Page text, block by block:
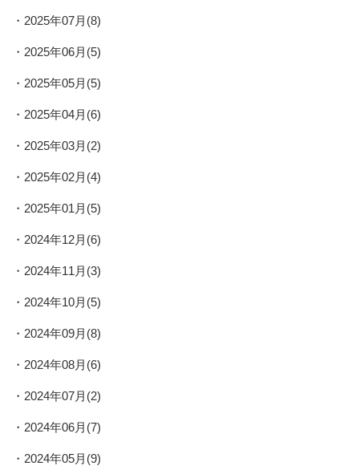
2025年07月(8)
2025年06月(5)
2025年05月(5)
2025年04月(6)
2025年03月(2)
2025年02月(4)
2025年01月(5)
2024年12月(6)
2024年11月(3)
2024年10月(5)
2024年09月(8)
2024年08月(6)
2024年07月(2)
2024年06月(7)
2024年05月(9)